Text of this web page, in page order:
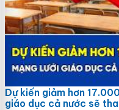
Dự kiến giảm hơn
giáo dục cả nước sẽ